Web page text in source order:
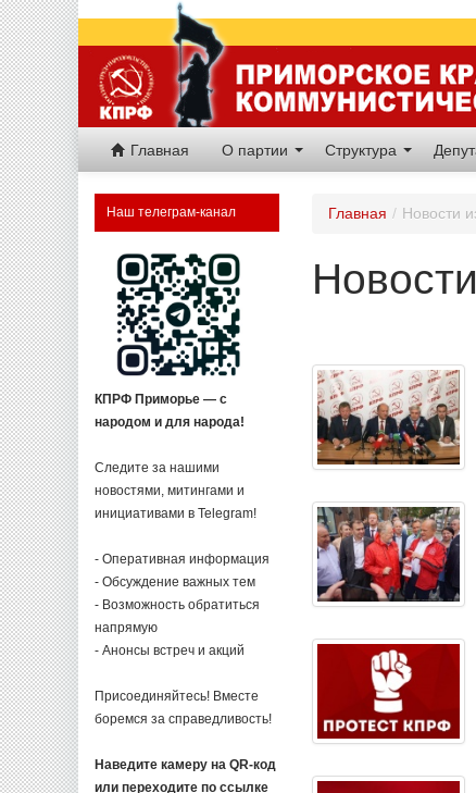
Главная О партии Структура
Наш телеграм-канал
КПРФ Приморье — с
народом и для народа!
Следите за нашими
новостями, митингами и
инициативами в Telegram!
- Оперативная информация
- Обсуждение важных тем
- Возможность обратиться
напрямую
- Анонсы встреч и акций
Присоединяйтесь! Вместе
боремся за справедливость!
Наведите камеру на QR-код
или переходите по ссылке
Главная / Новости